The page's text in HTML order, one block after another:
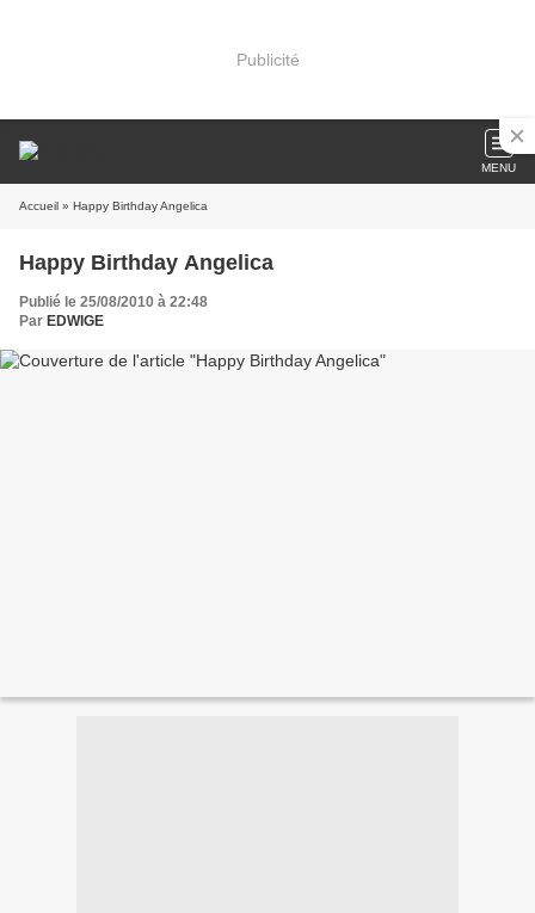
Publicité
MENU
Accueil » Happy Birthday Angelica
Happy Birthday Angelica
Publié le 25/08/2010 à 22:48
Par EDWIGE